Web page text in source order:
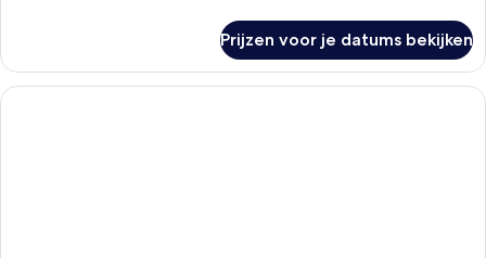
balkon,
uitzicht
op
Prijzen voor je datums bekijken